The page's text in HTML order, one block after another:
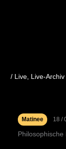
/ Live, Live-Archiv
Matinee 18 /